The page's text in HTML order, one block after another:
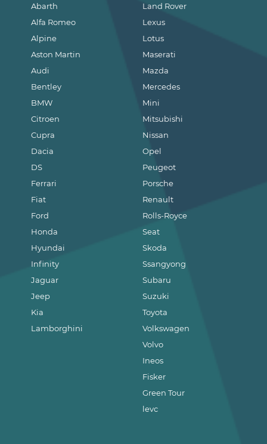
Abarth
Alfa Romeo
Alpine
Aston Martin
Audi
Bentley
BMW
Citroen
Cupra
Dacia
DS
Ferrari
Fiat
Ford
Honda
Hyundai
Infinity
Jaguar
Jeep
Kia
Lamborghini
Land Rover
Lexus
Lotus
Maserati
Mazda
Mercedes
Mini
Mitsubishi
Nissan
Opel
Peugeot
Porsche
Renault
Rolls-Royce
Seat
Skoda
Ssangyong
Subaru
Suzuki
Toyota
Volkswagen
Volvo
Ineos
Fisker
Green Tour
levc